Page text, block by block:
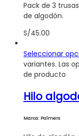
Pack de 3
de algodón.
S/45.00
Seleccionar
variantes. Las
de producto
Hilo
Marca: Palmers